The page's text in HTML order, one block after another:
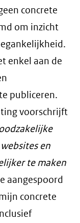
concrete
om inzicht
enkel aan de
publiceren.
voorschrijft
en
te maken
aangespoord
concrete